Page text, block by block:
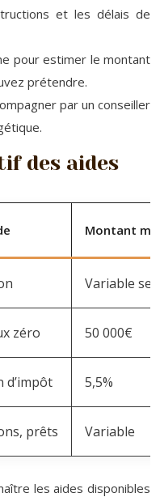
et les délais de
pour estimer le montant
prétendre.
par un conseiller
des aides
Montant
Variable
zéro 50 000€
d’impôt 5,5%
prêts Variable
les aides disponibles